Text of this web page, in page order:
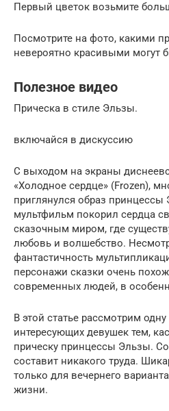
Первый цветок возьмите
Посмотрите на фото, какими
невероятно красивыми могут
Полезное видео
Прическа в стиле Эльзы.
включайся в дискуссию
С выходом на экраны
«Холодное сердце» (Frozen),
приглянулся образ
мультфильм покорил сердца
сказочным миром, где
любовь и волшебство.
фантастичность
персонажи сказки очень
современных людей, в
В этой статье рассмотрим
интересующих девушек тем,
прическу принцессы Эльзы.
составит никакого труда.
только для вечернего
жизни.